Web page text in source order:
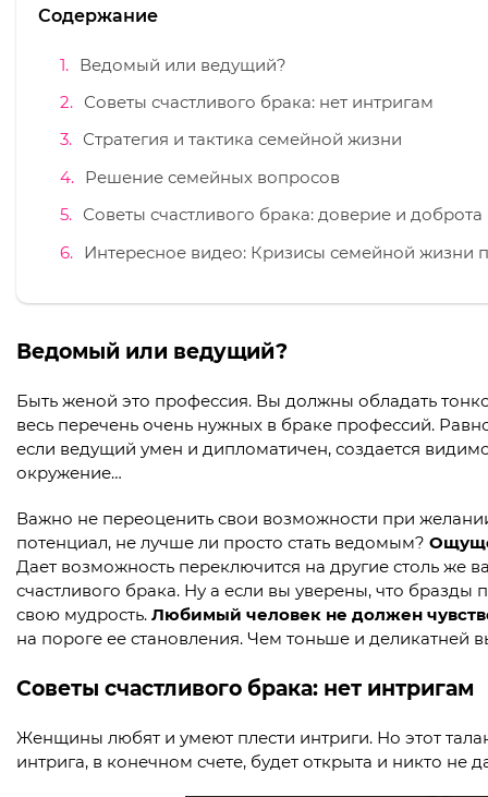
Содержание
Ведомый или ведущий?
Советы счастливого брака: нет интригам
Стратегия и тактика семейной жизни
Решение семейных вопросов
Советы счастливого брака: доверие и доброта
Интересное видео: Кризисы семейной жизни
Ведомый или ведущий?
Быть женой это профессия. Вы должны обладать
весь перечень очень нужных в браке профессий.
если ведущий умен и дипломатичен, создается
окружение…
Важно не переоценить свои возможности при
потенциал, не лучше ли просто стать ведомым?
Дает возможность переключится на другие столь же
счастливого брака. Ну а если вы уверены, что бразды
свою мудрость. Любимый человек не должен
на пороге ее становления. Чем тоньше и деликатней
Советы счастливого брака: нет интригам
Женщины любят и умеют плести интриги. Но этот
интрига, в конечном счете, будет открыта и никто не